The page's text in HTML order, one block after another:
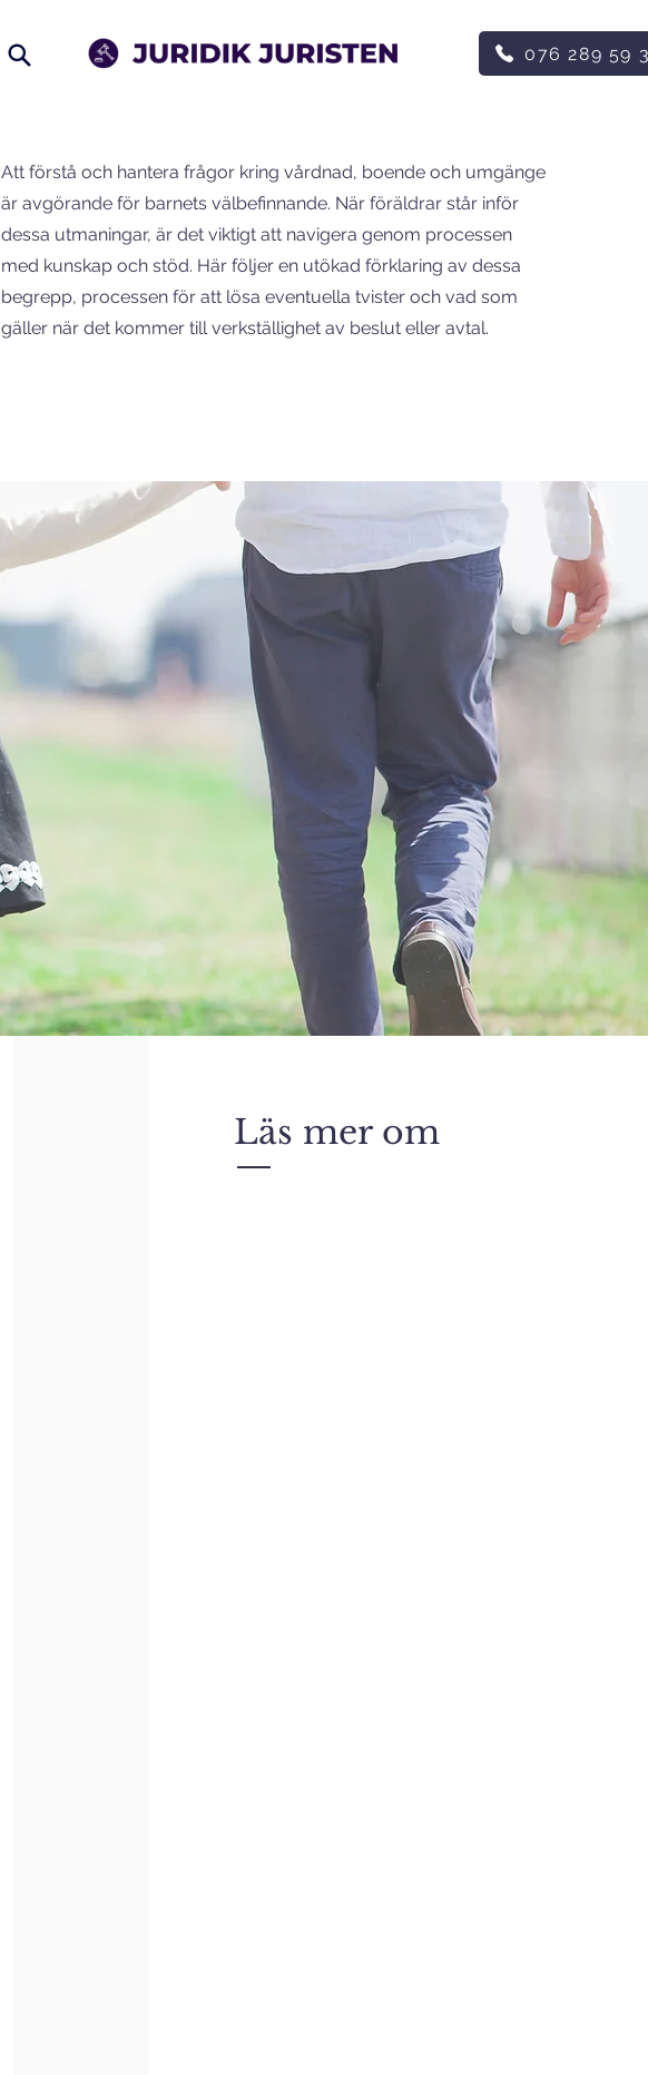
076 289 59
Att förstå och hantera frågor kring vårdnad, boende och umgänge
är avgörande för barnets välbefinnande. När föräldrar står inför
dessa utmaningar, är det viktigt att navigera genom processen
med kunskap och stöd. Här följer en utökad förklaring av dessa
begrepp, processen för att lösa eventuella tvister och vad som
gäller när det kommer till verkställighet av beslut eller avtal.
Läs mer om